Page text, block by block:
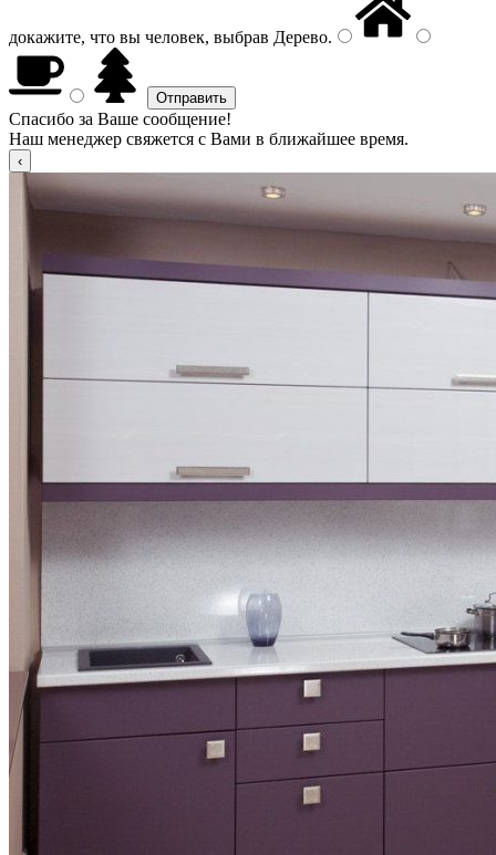
докажите, что вы человек, выбрав Дерево.
Спасибо за Ваше сообщение!
Наш менеджер свяжется с Вами в ближайшее время.